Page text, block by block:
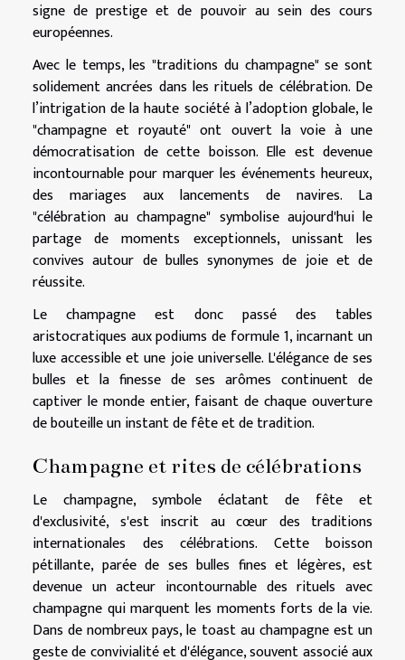
signe de prestige et de pouvoir au sein des cours
européennes.
Avec le temps, les "traditions du champagne" se sont
solidement ancrées dans les rituels de célébration. De
l’intrigation de la haute société à l’adoption globale, le
"champagne et royauté" ont ouvert la voie à une
démocratisation de cette boisson. Elle est devenue
incontournable pour marquer les événements heureux,
des mariages aux lancements de navires. La
"célébration au champagne" symbolise aujourd'hui le
partage de moments exceptionnels, unissant les
convives autour de bulles synonymes de joie et de
réussite.
Le champagne est donc passé des tables
aristocratiques aux podiums de formule 1, incarnant un
luxe accessible et une joie universelle. L'élégance de ses
bulles et la finesse de ses arômes continuent de
captiver le monde entier, faisant de chaque ouverture
de bouteille un instant de fête et de tradition.
Champagne et rites de célébrations
Le champagne, symbole éclatant de fête et
d'exclusivité, s'est inscrit au cœur des traditions
internationales des célébrations. Cette boisson
pétillante, parée de ses bulles fines et légères, est
devenue un acteur incontournable des rituels avec
champagne qui marquent les moments forts de la vie.
Dans de nombreux pays, le toast au champagne est un
geste de convivialité et d'élégance, souvent associé aux